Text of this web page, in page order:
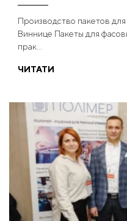
Производство пакетов
Виннице Пакеты для
прак...
ЧИТАТИ